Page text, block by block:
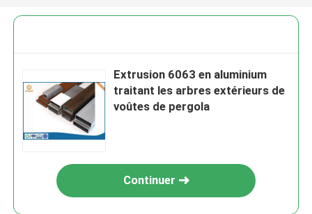
Extrusion 6063 en aluminium
traitant les arbres extérieurs de
voûtes de pergola
Continuer